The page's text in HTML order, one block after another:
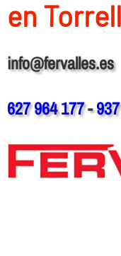
en
info@fervalles.es
627 964 177-